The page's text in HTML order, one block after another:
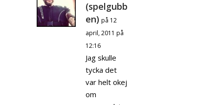
(spelgubb
en) på 12
april, 2011 på
12:16
Jag skulle
tycka det
var helt okej
om